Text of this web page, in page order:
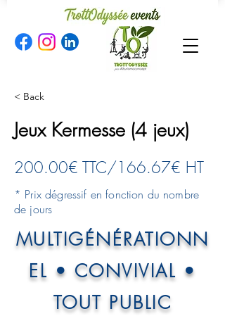
< Back
Jeux Kermesse (4 jeux)
200.00€ TTC/166.67€ HT
* Prix dégressif en fonction du nombre
de jours
MULTIGÉNÉRATIONN
EL • CONVIVIAL •
TOUT PUBLIC